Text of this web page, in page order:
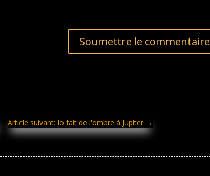
Soumettre le commentaire
Article suivant: Io fait de l'ombre à Jupiter →